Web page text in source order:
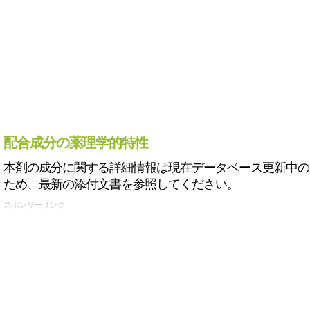
配合成分の薬理学的特性
本剤の成分に関する詳細情報は現在データベース更新中の
ため、最新の添付文書を参照してください。
スポンサーリンク